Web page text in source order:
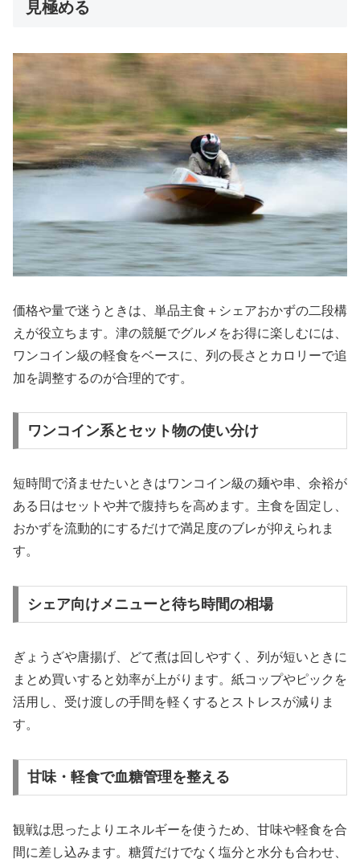
見極める
価格や量で迷うときは、単品主食＋シェアおかずの二段構
えが役立ちます。津の競艇でグルメをお得に楽しむには、
ワンコイン級の軽食をベースに、列の長さとカロリーで追
加を調整するのが合理的です。
ワンコイン系とセット物の使い分け
短時間で済ませたいときはワンコイン級の麺や串、余裕が
ある日はセットや丼で腹持ちを高めます。主食を固定し、
おかずを流動的にするだけで満足度のブレが抑えられま
す。
シェア向けメニューと待ち時間の相場
ぎょうざや唐揚げ、どて煮は回しやすく、列が短いときに
まとめ買いすると効率が上がります。紙コップやピックを
活用し、受け渡しの手間を軽くするとストレスが減りま
す。
甘味・軽食で血糖管理を整える
観戦は思ったよりエネルギーを使うため、甘味や軽食を合
間に差し込みます。糖質だけでなく塩分と水分も合わせ、